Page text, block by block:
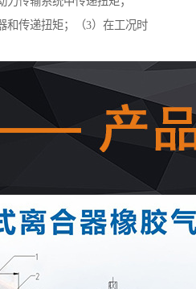
和传递扭矩；（3）在工况时